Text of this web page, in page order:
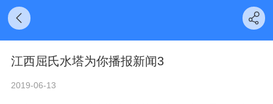
江西屈氏水塔为你播报新闻3
2019-06-13